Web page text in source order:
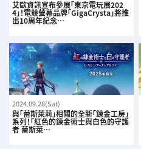
艾歐資訊宣布參展「東京電玩展202
4」！電競螢幕品牌「GigaCrysta」將推
出10周年紀念…
2024.09.28(Sat)
與「蕾斯萊莉」相關的全新「鍊金工房」
系列！「紅色的鍊金術士與白色的守護
者 蕾斯萊…